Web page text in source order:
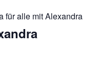
für alle mit Alexandra